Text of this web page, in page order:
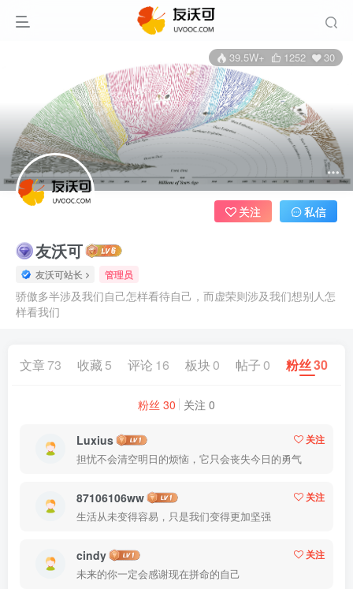
39.5W+ 1252 30
友沃可
友沃可站长 管理员
骄傲多半涉及我们自己怎样看待自己，而虚荣则涉及我们想别人怎
样看我们
关注 私信
文章73 收藏 5 评论 16 板块 0 帖子 0 粉丝30
粉丝 30 关注 0
Luxius
关注
担忧不会清空明日的烦恼，它只会丧失今日的勇气
87106106ww
关注
生活从未变得容易，只是我们变得更加坚强
cindy
关注
未来的你一定会感谢现在拼命的自己